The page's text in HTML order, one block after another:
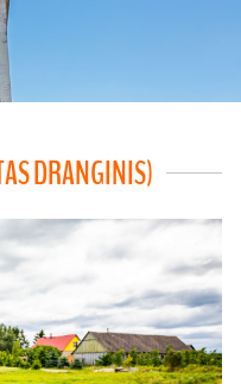
DRANGINIS)